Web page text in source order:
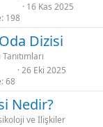
198
16 Kas 2025
Dizisi
68
26 Eki 2025
Nedir?
ve İlişkiler